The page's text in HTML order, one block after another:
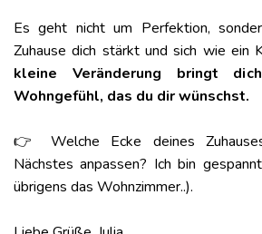
Es geht nicht um Perfektion,
Zuhause dich stärkt und sich wie ein
kleine Veränderung bringt
Wohngefühl, das du dir wünschst.
👉 Welche Ecke deines
Nächstes anpassen? Ich bin
übrigens das Wohnzimmer..).